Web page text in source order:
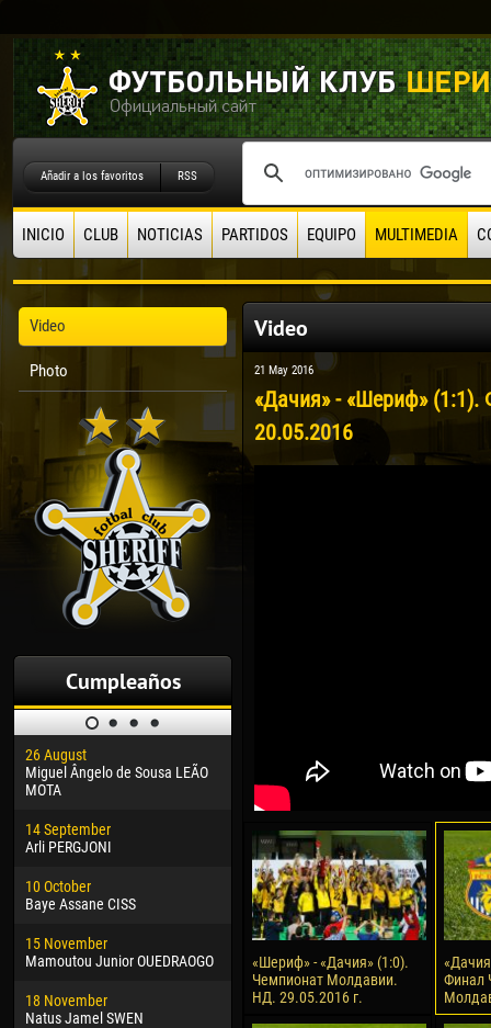
Añadir a los favoritos RSS
INICIO CLUB NOTICIAS PARTIDOS EQUIPO MULTIMEDIA
Video
Photo
Cumpleaños
26 August
Miguel Ângelo de Sousa LEÃO
MOTA
14 September
Arli PERGJONI
10 October
Baye Assane CISS
15 November
Mamoutou Junior OUEDRAOGO
18 November
Natus Jamel SWEN
Dhoraso Moreo KLAS
24 February
Vladislav COSTIN
02 March
Veaceslav COZMA
09 March
Emmanuel AFETSE
20 March
Jayder Moreno ASPRILLA
15
24
28
Video
21 May 2016
«Дачия» - «Шериф»
20.05.2016
«Шериф» - «Дачия» (1:0).
Чемпионат Молдавии.
НД. 29.05.2016 г.
Финал